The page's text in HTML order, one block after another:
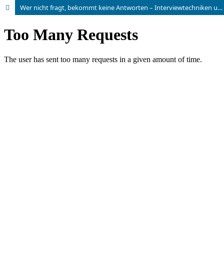
Wer nicht fragt, bekommt keine Antworten – Interviewtechniken unter besonderen Bedingungen